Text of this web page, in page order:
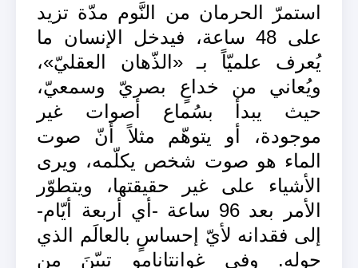
استمرّ الحرمان من النَّوم مدّة تزيد
على 48 ساعة، فيدخل الإنسان ما
يُعرف علميّاً بـ «الذّهان العقليّ»،
ويُعاني من خداعٍ بصريّ وسمعيّ،
حيث يبدأ بسُماع أصوات غير
موجودة، أو يتوهّم مثلاً أنّ صوت
الماء هو صوت شخص يكلّمه، ويرى
الأشياء على غير حقيقتها، ويتطوّر
الأمر بعد 96 ساعة -أي أربعة أيّام-
إلى فقدانه لأيّ إحساسٍ بالعالَم الذي
حوله. وفي غوانتانامو تبيّنَ من